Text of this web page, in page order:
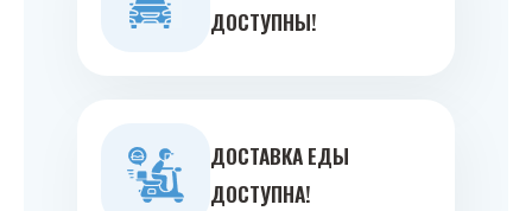
ДОСТУПНЫ!
ДОСТАВКА ЕДЫ
ДОСТУПНА!